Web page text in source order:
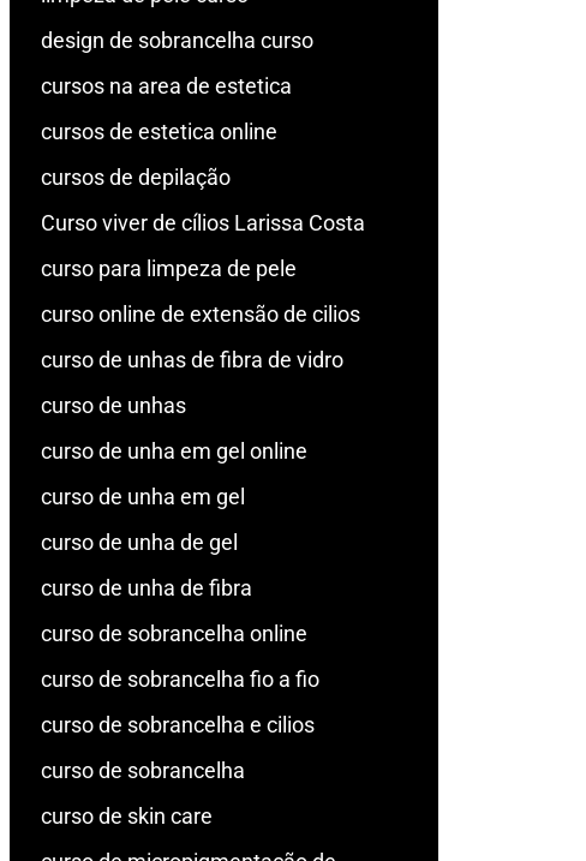
design de sobrancelha curso
cursos na area de estetica
cursos de estetica online
cursos de depilação
Curso viver de cílios Larissa Costa
curso para limpeza de pele
curso online de extensão de cilios
curso de unhas de fibra de vidro
curso de unhas
curso de unha em gel online
curso de unha em gel
curso de unha de gel
curso de unha de fibra
curso de sobrancelha online
curso de sobrancelha fio a fio
curso de sobrancelha e cilios
curso de sobrancelha
curso de skin care